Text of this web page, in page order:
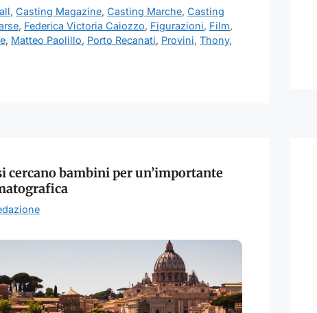
,Casting Magazine,Casting Marche,Casting
, Federica Victoria Caiozzo, Figurazioni, Film,
, Matteo Paolillo, Porto Recanati, Provini, Thony,
cercano bambini per un’importante